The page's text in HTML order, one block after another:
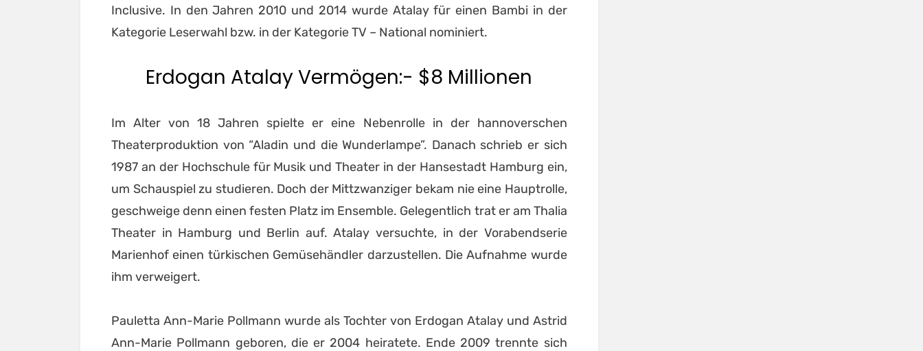
Inclusive. In den Jahren 2010 und 2014 wurde Atalay für einen Bambi in der
Kategorie Leserwahl bzw. in der Kategorie TV – National nominiert.
Erdogan Atalay Vermögen:- $8 Millionen
Im Alter von 18 Jahren spielte er eine Nebenrolle in der hannoverschen
Theaterproduktion von “Aladin und die Wunderlampe”. Danach schrieb er sich
1987 an der Hochschule für Musik und Theater in der Hansestadt Hamburg ein,
um Schauspiel zu studieren. Doch der Mittzwanziger bekam nie eine Hauptrolle,
geschweige denn einen festen Platz im Ensemble. Gelegentlich trat er am Thalia
Theater in Hamburg und Berlin auf. Atalay versuchte, in der Vorabendserie
Marienhof einen türkischen Gemüsehändler darzustellen. Die Aufnahme wurde
ihm verweigert.
Pauletta Ann-Marie Pollmann wurde als Tochter von Erdogan Atalay und Astrid
Ann-Marie Pollmann geboren, die er 2004 heiratete. Ende 2009 trennte sich